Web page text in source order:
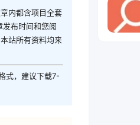
内都含项目全套
布时间和您阅
站所有资料均来
式，建议下载7-